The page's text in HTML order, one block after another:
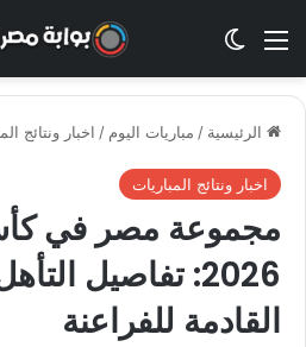
القائمة الوضع المظلم
الرئيسية / مباريات اليوم / اخبار ونتائج
اخبار ونتائج المباريات
مجموعة مصر في
2026: تفاصيل
القادمة للفراعنة